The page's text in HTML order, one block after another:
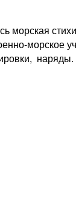
морская
морское